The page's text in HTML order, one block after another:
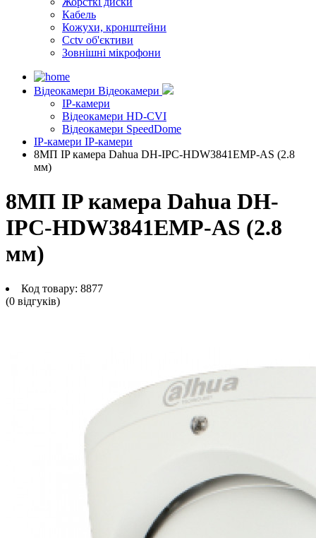
Кабель
Кожухи, кронштейни
Cctv об'єктиви
Зовнішні мікрофони
Відеокамери Відеокамери
IP-камери
Відеокамери HD-CVI
Відеокамери SpeedDome
IP-камери IP-камери
8МП IP камера Dahua DH-IPC-HDW3841EMP-AS (2.8
мм)
8МП IP камера Dahua DH-
IPC-HDW3841EMP-AS (2.8
мм)
Код товару: 8877
(0 вiдгукiв)